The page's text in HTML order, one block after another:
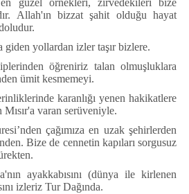
güzel örnekleri, zirvedekileri bize
Allah'ın bizzat şahit olduğu hayat
giden yollardan izler taşır bizlere.
öğreniriz talan olmuşluklara
ümit kesmemeyi.
karanlığı yenen hakikatlere
varan serüveniyle.
çağımıza en uzak şehirlerden
Bize de cennetin kapıları sorgusuz
rekten.
ayakkabısını (dünya ile kirlenen
izleriz Tur Dağında.